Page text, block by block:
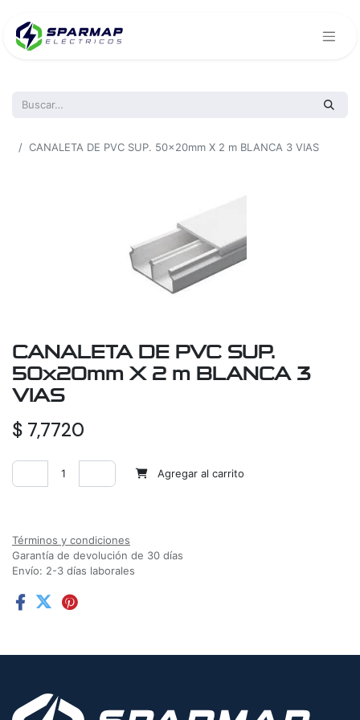
CANALETA DE PVC SUP. 50x20mm X 2 m BLANCA 3 VIAS
CANALETA DE PVC SUP.
50x20mm X 2 m BLANCA 3
VIAS
$ 7,7720
Agregar al carrito
Términos y condiciones
Garantía de devolución de 30 días
Envío: 2-3 días laborales